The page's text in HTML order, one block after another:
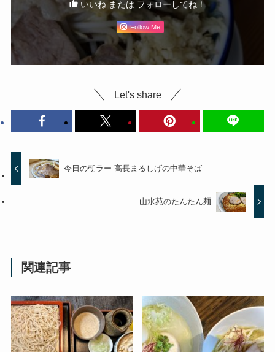
いいね または フォローしてね！
Follow Me
Let's share
今日の朝ラー 高長まるしげの中華そば
山水苑のたんたん麺
関連記事